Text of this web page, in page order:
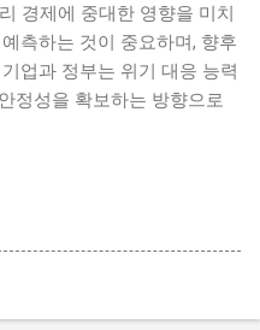
경제에 중대한 영향을 미치
측하는 것이 중요하며, 향후
업과 정부는 위기 대응 능력
정성을 확보하는 방향으로